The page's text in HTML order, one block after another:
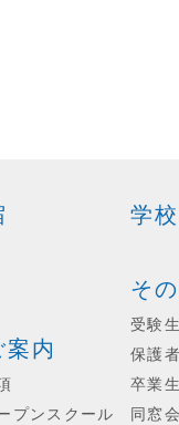
案内
プンスクール
学
そ
受験
保護
卒業
同窓